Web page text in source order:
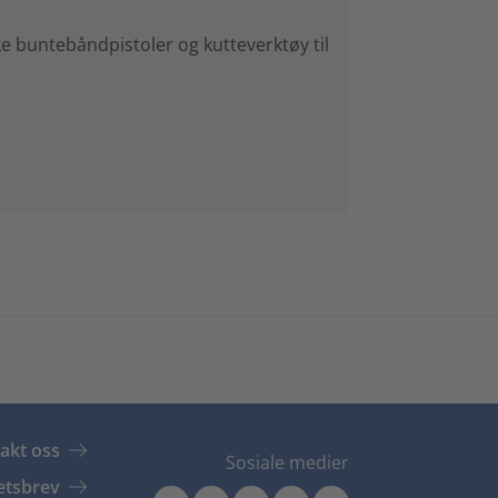
buntebåndpistoler og kutteverktøy til
oss
Sosiale medier